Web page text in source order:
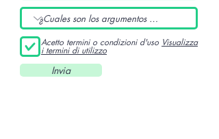
Acetto termini o condizioni d'uso Visualizza
i termini di utilizzo
Invia